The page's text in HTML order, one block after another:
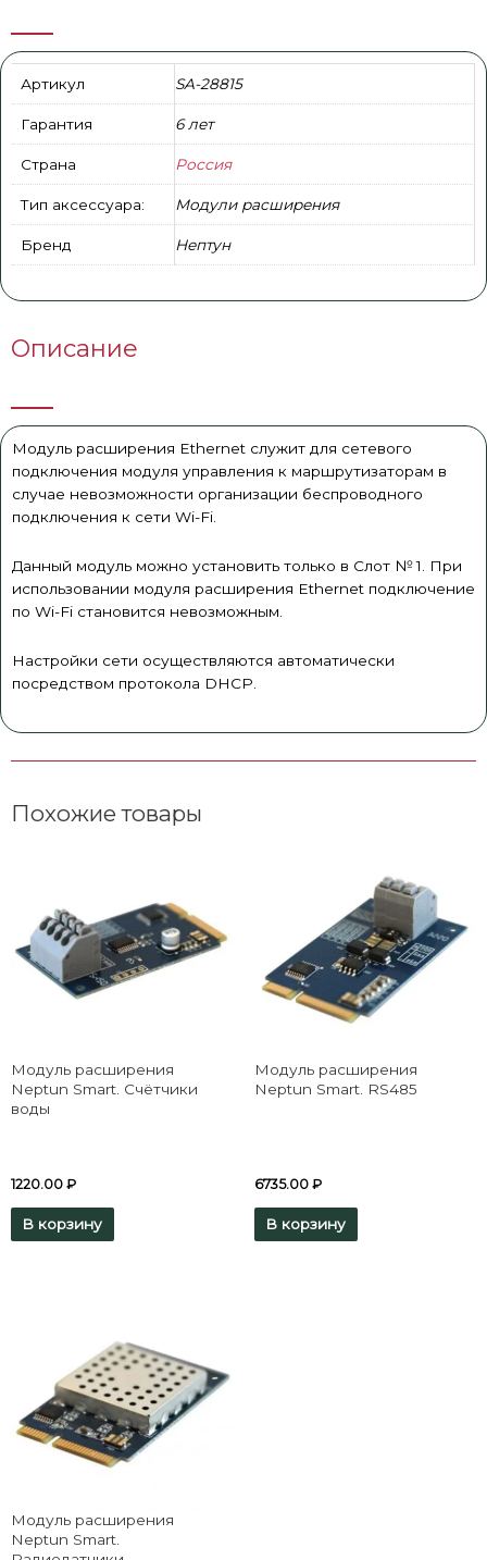
Артикул SA-28815
Гарантия 6 лет
Страна Россия
Тип аксессуара: Модули расширения
Бренд Нептун
Описание
Модуль расширения Ethernet служит для сетевого
подключения модуля управления к маршрутизаторам в
случае невозможности организации беспроводного
подключения к сети Wi-Fi.
Данный модуль можно установить только в Слот № 1. При
использовании модуля расширения Ethernet подключение
по Wi-Fi становится невозможным.
Настройки сети осуществляются автоматически
посредством протокола DHCP.
Похожие товары
Модуль расширения
Neptun Smart. Счётчики
воды
1220.00 ₽
В корзину
Модуль расширения
Neptun Smart. RS485
6735.00 ₽
В корзину
Модуль расширения
Neptun Smart.